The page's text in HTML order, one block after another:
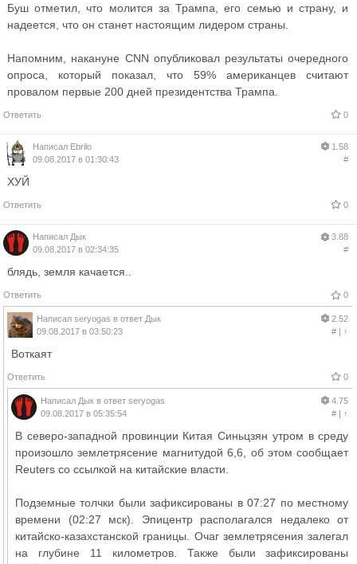
Буш отметил, что молится за Трампа, его семью и страну, и
надеется, что он станет настоящим лидером страны.
Напомним, накануне CNN опубликовал результаты очередного
опроса, который показал, что 59% американцев считают
провалом первые 200 дней президентства Трампа.
Ответить 0
Написал Ebrilo
09.08.2017 в 01:30:43
1.58
#
ХУЙ
Ответить 0
Написал Дык
09.08.2017 в 02:34:35
3.88
#
блядь, земля качается..
Ответить 0
Написал seryogas в ответ Дык
09.08.2017 в 03:50:23
2.52
#| ↑
Воткаят
Ответить 0
Написал Дык в ответ seryogas
09.08.2017 в 05:35:54
4.75
#| ↑
В северо-западной провинции Китая Синьцзян утром в среду
произошло землетрясение магнитудой 6,6, об этом сообщает
Reuters со ссылкой на китайские власти.
Подземные толчки были зафиксированы в 07:27 по местному
времени (02:27 мск). Эпицентр располагался недалеко от
китайско-казахстанской границы. Очаг землетрясения залегал
на глубине 11 километров. Также были зафиксированы